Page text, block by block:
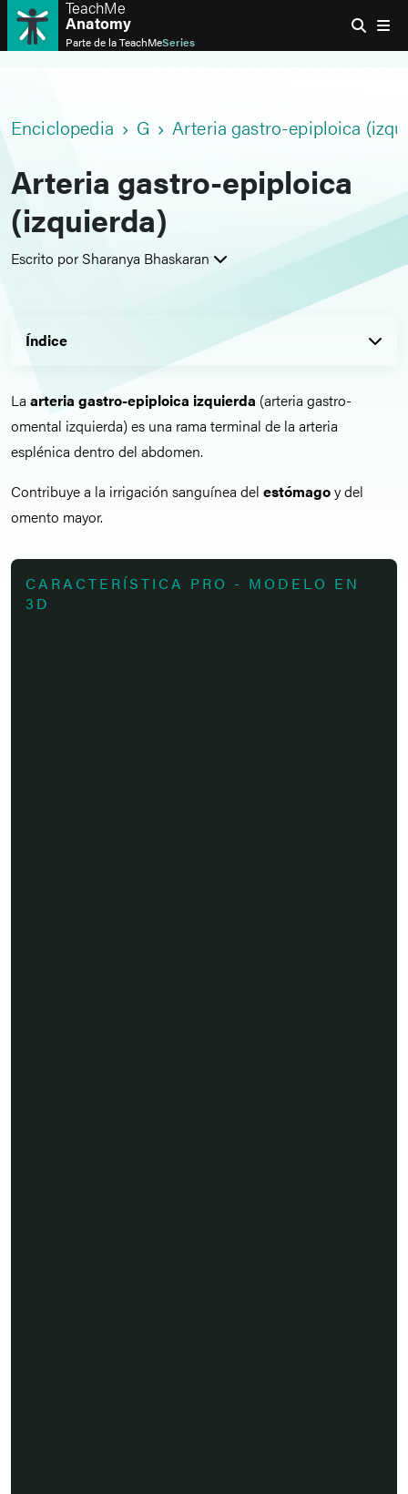
TeachMe
Anatomy
Parte de laTeachMeSeries
Enciclopedia G Arteria gastro-epiploica
Arteria gastro-epiploica
(izquierda)
Escrito por Sharanya Bhaskaran
Índice
La arteria gastro-epiploica izquierda (arteria gastro-
omental izquierda) es una rama terminal de la arteria
esplénica dentro del abdomen.
Contribuye a la irrigación sanguínea del estómagoy del
omento mayor.
CARACTERÍSTICA PRO - MODELO EN
3D